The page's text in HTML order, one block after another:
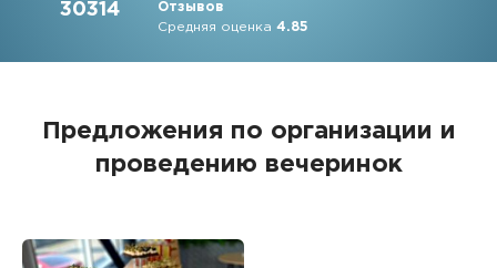
30314
Отзывов
Средняя оценка4.85
Предложения по организации и
проведению вечеринок